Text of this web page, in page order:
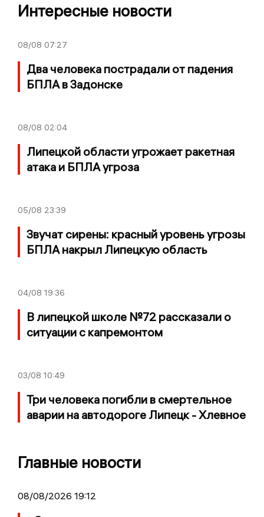
Интересные новости
08/08 07:27
Два человека пострадали от падения
БПЛА в Задонске
08/08 02:04
Липецкой области угрожает ракетная
атака и БПЛА угроза
05/08 23:39
Звучат сирены: красный уровень угрозы
БПЛА накрыл Липецкую область
04/08 19:36
В липецкой школе №72 рассказали о
ситуации с капремонтом
03/08 10:49
Три человека погибли в смертельное
аварии на автодороге Липецк - Хлевное
Главные новости
08/08/2026 19:12